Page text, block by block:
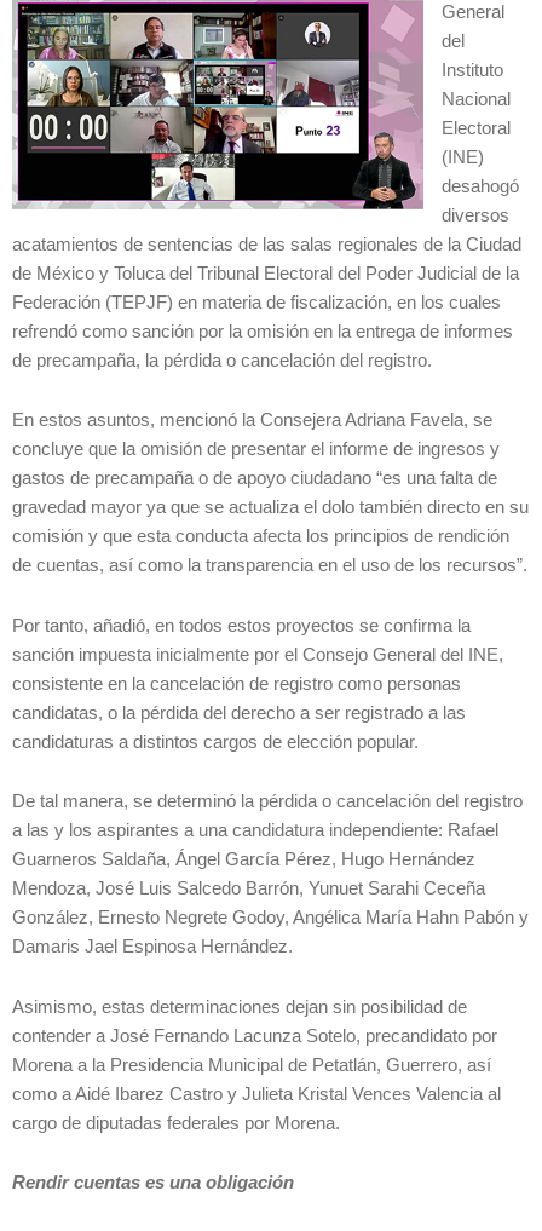
General
del
Instituto
Nacional
Electoral
(INE)
desahogó
diversos
acatamientos de sentencias de las salas regionales de la Ciudad
de México y Toluca del Tribunal Electoral del Poder Judicial de la
Federación (TEPJF) en materia de fiscalización, en los cuales
refrendó como sanción por la omisión en la entrega de informes
de precampaña, la pérdida o cancelación del registro.
En estos asuntos, mencionó la Consejera Adriana Favela, se
concluye que la omisión de presentar el informe de ingresos y
gastos de precampaña o de apoyo ciudadano “es una falta de
gravedad mayor ya que se actualiza el dolo también directo en su
comisión y que esta conducta afecta los principios de rendición
de cuentas, así como la transparencia en el uso de los recursos”.
Por tanto, añadió, en todos estos proyectos se confirma la
sanción impuesta inicialmente por el Consejo General del INE,
consistente en la cancelación de registro como personas
candidatas, o la pérdida del derecho a ser registrado a las
candidaturas a distintos cargos de elección popular.
De tal manera, se determinó la pérdida o cancelación del registro
a las y los aspirantes a una candidatura independiente: Rafael
Guarneros Saldaña, Ángel García Pérez, Hugo Hernández
Mendoza, José Luis Salcedo Barrón, Yunuet Sarahi Ceceña
González, Ernesto Negrete Godoy, Angélica María Hahn Pabón y
Damaris Jael Espinosa Hernández.
Asimismo, estas determinaciones dejan sin posibilidad de
contender a José Fernando Lacunza Sotelo, precandidato por
Morena a la Presidencia Municipal de Petatlán, Guerrero, así
como a Aidé Ibarez Castro y Julieta Kristal Vences Valencia al
cargo de diputadas federales por Morena.
Rendir cuentas es una obligación